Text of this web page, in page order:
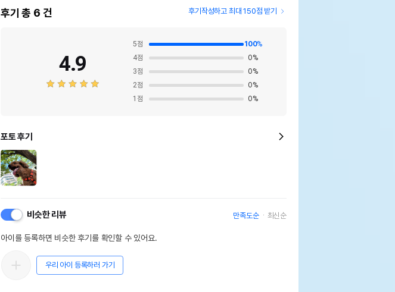
후기 총 6 건 후기작성하고 최대 150점 받기
4.9
5점 100%
4점 0%
3점 0%
2점 0%
1 점 0%
포토 후기
비슷한 리뷰 만족도순 최신순
아이를 등록하면 비슷한 후기를 확인할 수 있어요.
우리 아이 등록하러 가기